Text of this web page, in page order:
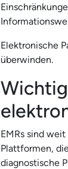
Elektronische
überwinden.
EMRs sind weit
Plattformen,
diagnostische